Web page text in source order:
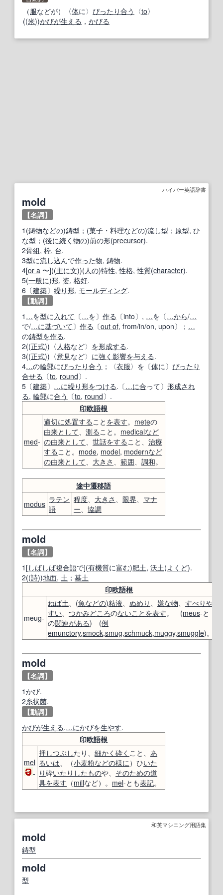
（服などが）〈体に〉 ぴったり合う 〈to〉
((米))かびが生える ， かびる
ハイパー英語辞書
mold
【名詞】
1(鋳物などの)鋳型 ；(菓子 ・ 料理などの)流し型 ； 原型, ひ
な型 ；(後に続く 物の)前の形(precursor).
2骨組, 枠, 台.
3型に流し込んで作った物, 鋳物.
4[or a 〜]((主に文))(人の)特性,性格,性質(character).
5(一般に)形, 姿, 格好.
6〔建築〕 繰り形, モールディング.
【動詞】
1 …を型に入れて 〔…を〕 作る 〔into〕, …を〔…から/…
で/…に基づいて〕 作る 〔out of, from/in/on, upon〕； …
の鋳型を作る.
2((正式))〈 人格など〉 を形成する.
3((正式))〈意見など〉 に強く影響を与える.
4…の輪郭にぴったり合う ；〈衣服〉を〔体に〕 ぴったり
合せる 〔to, round〕.
5〔建築〕 …に繰り形をつける.〔…に合って〕 形成され
る, 輪郭に合う 〔to, round〕.
印欧語根
med-
適切に処置すること を表す。 meteの
由来として、 測ること。 medicalなど
の由来として、 世話をすること、 治療
すること。 mode, model, modernなど
の由来として、 大きさ 、 範囲、 調和。
途中遷移語
modus ラテン
語
程度、 大きさ 、 限界、 マナ
ー、 協調
mold
【名詞】
1[しばしば複合語で](有機質に富む)肥土, 沃土(よくど).
2((詩))地面, 土 ； 墓土
印欧語根
meug-
ねば土、(魚などの)粘液、 ぬめり 、 嫌な物、 すべりや
すい、 つかみどころのないこと を表す。 (meus-と
の関連がある) (例
emunctory,smock,smug,schmuck,muggy,smuggle)。
mold
【名詞】
1かび.
2糸状菌.
【動詞】
かびが生える.…にかびを生やす.
印欧語根
mel
-
押しつぶしたり、 細かく 砕く こと、 あ
るいは、（小麦粉などの様に）ひいた
り砕いたり したものや、 そのための道
具を表す （millなど）。 mel-とも表記。
和英マシニング用語集
mold
鋳型
mold
型